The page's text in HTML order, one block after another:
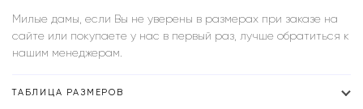
Милые дамы, если Вы не уверены в размерах при заказе на
сайте или покупаете у нас в первый раз, лучше обратиться к
нашим менеджерам.
ТАБЛИЦА РАЗМЕРОВ